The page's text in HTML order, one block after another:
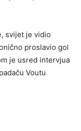
svijet je vidio
proslavio gol
je usred intervjua
Voutu